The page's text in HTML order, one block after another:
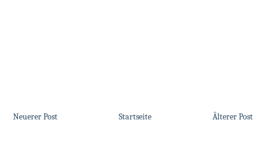
Neuerer Post Älterer Post
Startseite